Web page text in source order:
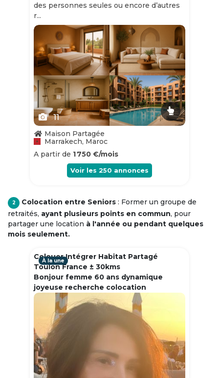
des personnes seules ou encore d’autres
r...
Slide 1 of 11
11
Maison Partagée
Marrakech, Maroc
A partir de 1 750 €/mois
Voir les 250 annonces
2 Colocation entre Seniors : Former un groupe de
retraités, ayant plusieurs points en commun, pour
partager une location à l'année ou pendant quelques
mois seulement.
Colouer Intégrer Habitat Partagé
Toulon France ± 30kms
Bonjour femme 60 ans dynamique
joyeuse recherche colocation
À la une